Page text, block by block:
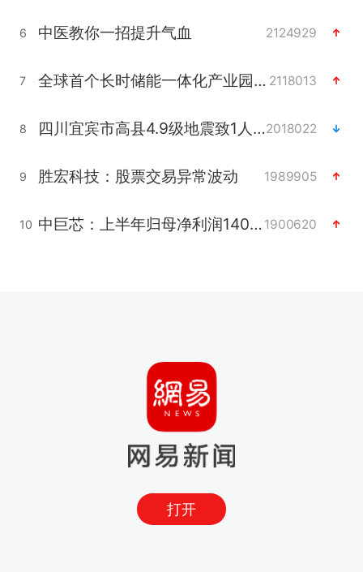
6 中医教你一招提升气血 2124929
7 全球首个长时储能一体化产业园量产 2118013
8 四川宜宾市高县4.9级地震致1人死亡2018022
9 胜宏科技：股票交易异常波动 1989905
10 中巨芯：上半年归母净利润1405.77万元 1900620
打开